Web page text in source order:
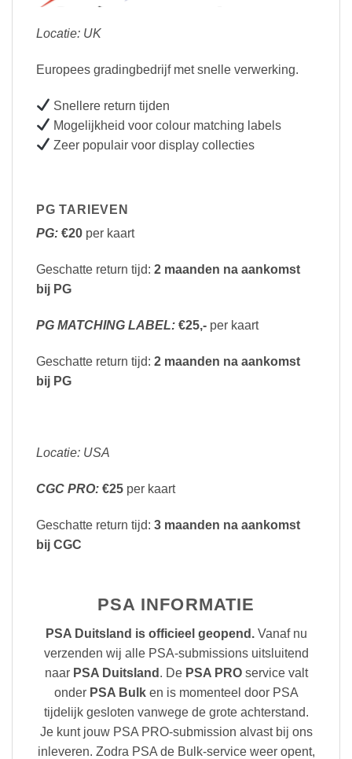
Locatie: UK
Europees gradingbedrijf met snelle verwerking.
Snellere return tijden
Mogelijkheid voor colour matching labels
Zeer populair voor display collecties
PG TARIEVEN
PG: €20 per kaart
Geschatte return tijd: 2 maanden na aankomst
bij PG
PG MATCHING LABEL: €25,- per kaart
Geschatte return tijd: 2 maanden na aankomst
bij PG
Locatie: USA
CGC PRO: €25 per kaart
Geschatte return tijd: 3 maanden na aankomst
bij CGC
PSA INFORMATIE
PSA Duitsland is officieel geopend.Vanaf nu
verzenden wij alle PSA-submissions uitsluitend
naar PSA Duitsland . De PSA PROservice valt
onder PSA Bulken is momenteel door PSA
tijdelijk gesloten vanwege de grote achterstand.
Je kunt jouw PSA PRO-submission alvast bij ons
inleveren. Zodra PSA de Bulk-service weer opent,